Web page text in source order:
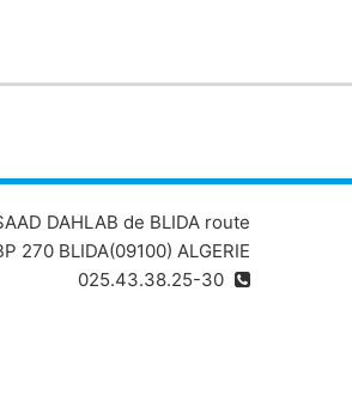
DAHLAB de BLIDA route
270 BLIDA(09100) ALGERIE